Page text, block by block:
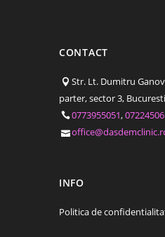
CONTACT
Str. Lt. Dumitru
parter, sector 3, Bucuresti
0773955051,
INFO
Politica de